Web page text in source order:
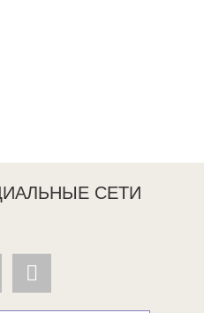
СЕТИ